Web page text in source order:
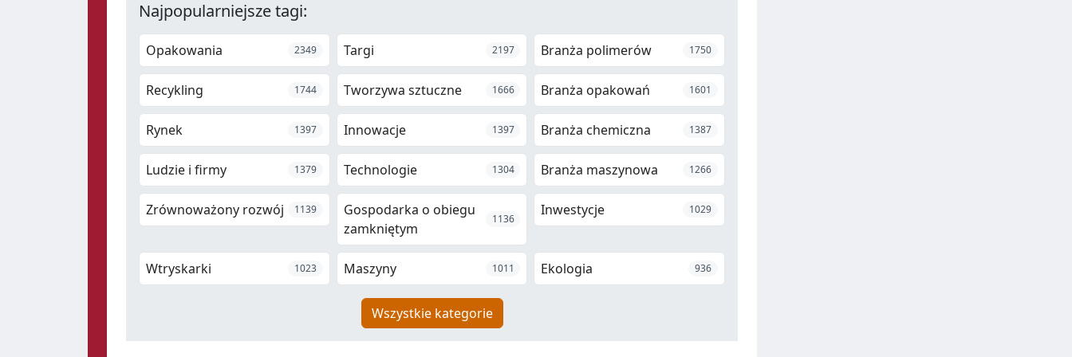
Najpopularniejsze tagi:
Opakowania 2349 Targi 2197 Branża polimerów 1750
Recykling 1744 Tworzywa sztuczne 1666 Branża opakowań 1601
Rynek 1397 Innowacje 1397 Branża chemiczna 1387
Ludzie i firmy 1379 Technologie 1304 Branża maszynowa 1266
Zrównoważony rozwój 1139
Gospodarka o obiegu
zamkniętym
1136
Inwestycje 1029
Wtryskarki 1023 Maszyny 1011 Ekologia 936
Wszystkie kategorie